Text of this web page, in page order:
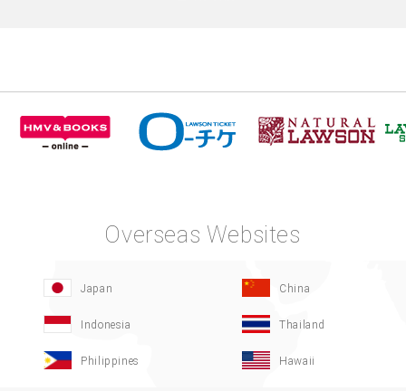
Overseas Websites
Japan China
Indonesia Thailand
Philippines Hawaii